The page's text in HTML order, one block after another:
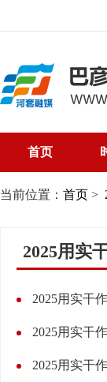
首页
当前位置： 首页 >
2025用实
2025用实干
2025用实干
2025用实干